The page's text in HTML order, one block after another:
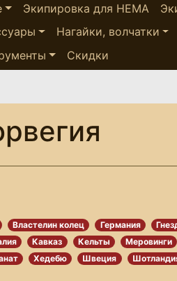
Экипировка для HEMA
Нагайки, волчатки
Скидки
Властелин колец Германия
Кавказ Кельты Меровинги
Хедебю Швеция